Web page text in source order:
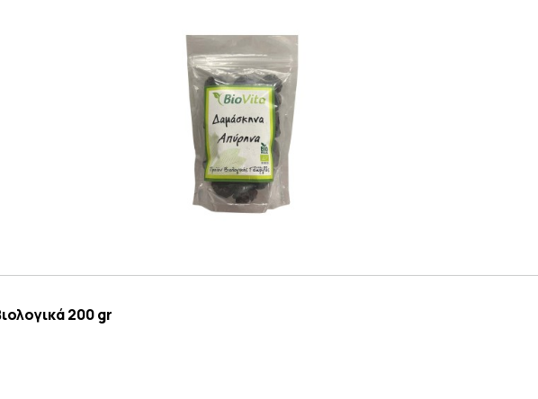
200 gr